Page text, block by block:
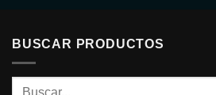
BUSCAR PRODUCTOS
Buscar